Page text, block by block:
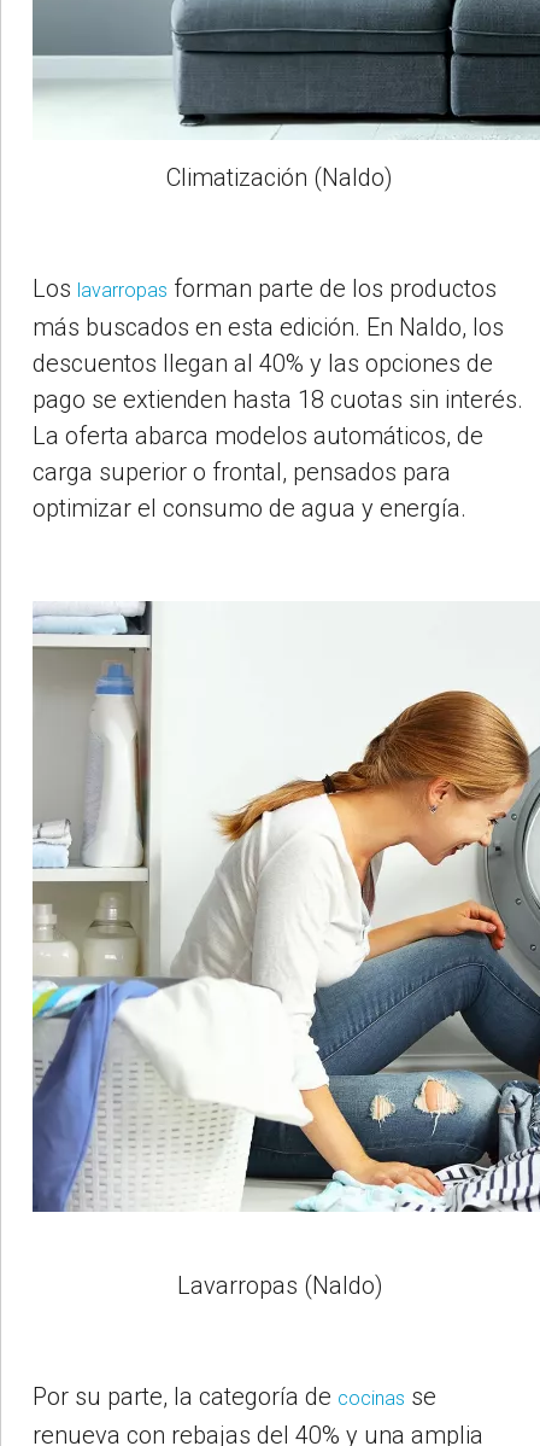
Climatización (Naldo)
Los lavarropas forman parte de los productos
más buscados en esta edición. En Naldo, los
descuentos llegan al 40% y las opciones de
pago se extienden hasta 18 cuotas sin interés.
La oferta abarca modelos automáticos, de
carga superior o frontal, pensados para
optimizar el consumo de agua y energía.
Lavarropas (Naldo)
Por su parte, la categoría de cocinas se
renueva con rebajas del 40% y una amplia